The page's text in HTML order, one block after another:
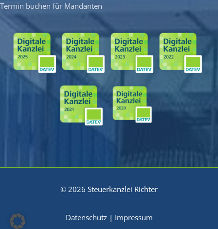
Termin buchen für Mandanten
© 2026 Steuerkanzlei Richter
Datenschutz| Impressum